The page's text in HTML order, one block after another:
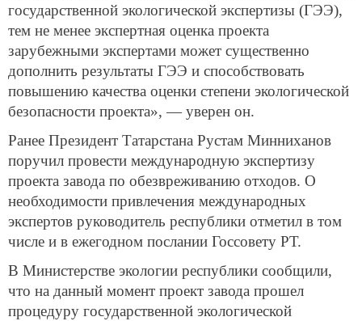
государственной экологической экспертизы (ГЭЭ),
тем не менее экспертная оценка проекта
зарубежными экспертами может существенно
дополнить результаты ГЭЭ и способствовать
повышению качества оценки степени экологической
безопасности проекта», — уверен он.
Ранее Президент Татарстана Рустам Минниханов
поручил провести международную экспертизу
проекта завода по обезвреживанию отходов. О
необходимости привлечения международных
экспертов руководитель республики отметил в том
числе и в ежегодном послании Госсовету РТ.
В Министерстве экологии республики сообщили,
что на данный момент проект завода прошел
процедуру государственной экологической